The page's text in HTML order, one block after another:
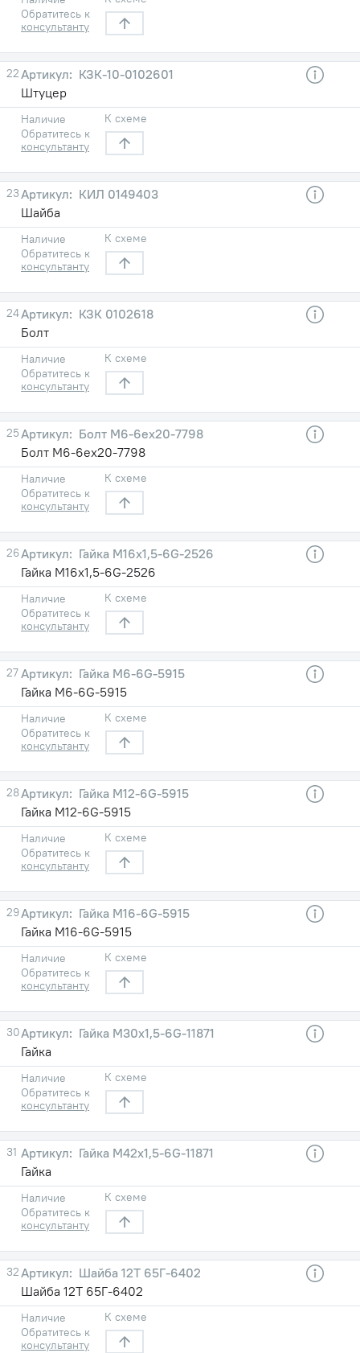
Обратитесь к
консультанту
22
КЗК-10-0102601
Штуцер
Наличие
Обратитесь к
консультанту
К схеме
23
КИЛ 0149403
Шайба
Наличие
Обратитесь к
консультанту
К схеме
24
КЗК 0102618
Болт
Наличие
Обратитесь к
консультанту
К схеме
25
Болт М6-6ех20-7798
Болт М6-6ех20-7798
Наличие
Обратитесь к
консультанту
К схеме
26
Гайка М16х1,5-6G-2526
Гайка М16х1,5-6G-2526
Наличие
Обратитесь к
консультанту
К схеме
27
Гайка М6-6G-5915
Гайка М6-6G-5915
Наличие
Обратитесь к
консультанту
К схеме
28
Гайка М12-6G-5915
Гайка М12-6G-5915
Наличие
Обратитесь к
консультанту
К схеме
29
Гайка М16-6G-5915
Гайка М16-6G-5915
Наличие
Обратитесь к
консультанту
К схеме
30
Гайка М30х1,5-6G-11871
Гайка
Наличие
Обратитесь к
консультанту
К схеме
31
Гайка М42х1,5-6G-11871
Гайка
Наличие
Обратитесь к
консультанту
К схеме
32
Шайба 12Т 65Г-6402
Шайба 12Т 65Г-6402
Наличие
Обратитесь к
консультанту
К схеме